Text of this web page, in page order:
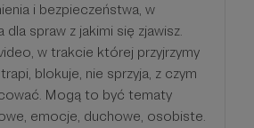
i bezpieczeństwa, w
spraw z jakimi się zjawisz.
w trakcie której przyjrzymy
blokuje, nie sprzyja, z czym
Mogą to być tematy
emocje, duchowe, osobiste.